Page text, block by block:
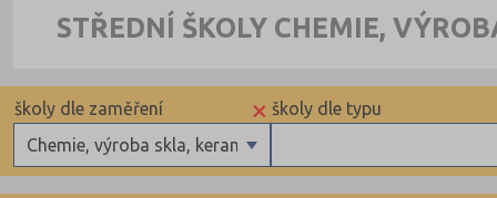
STŘEDNÍ ŠKOLY CHEMIE,
školy dle typu
×
Chemie, výroba skla, keramiky, papíru, gumy a další
školy dle zaměření